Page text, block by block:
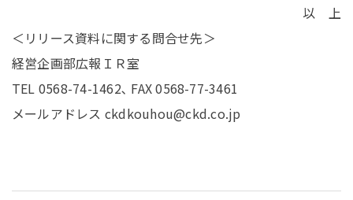
以 上
＜リリース資料に関する問合せ先＞
経営企画部広報ＩＲ室
TEL 0568-74-1462､ FAX 0568-77-3461
メールアドレス ckdkouhou@ckd.co.jp